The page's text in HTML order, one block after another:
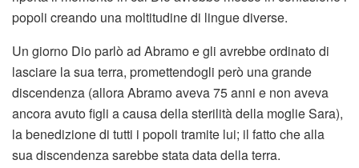
popoli creando una moltitudine di lingue diverse.
Un giorno Dio parlò ad Abramo e gli avrebbe ordinato di
lasciare la sua terra, promettendogli però una grande
discendenza (allora Abramo aveva 75 anni e non aveva
ancora avuto figli a causa della sterilità della moglie Sara),
la benedizione di tutti i popoli tramite lui; il fatto che alla
sua discendenza sarebbe stata data della terra.